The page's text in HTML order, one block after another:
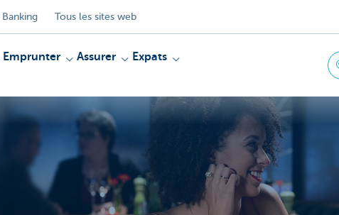
Tous les sites web
Emprunter Assurer
Expats